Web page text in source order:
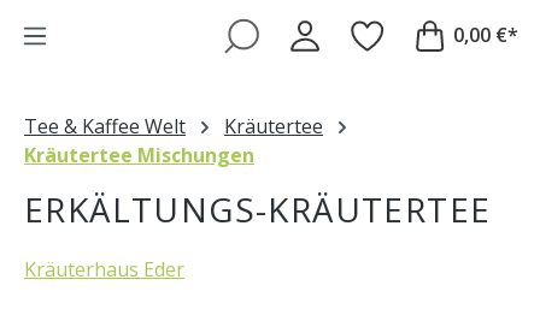
0,00 €*
Tee & Kaffee Welt
Kräutertee
Kräutertee Mischungen
ERKÄLTUNGS-KRÄUTERTEE
Kräuterhaus Eder